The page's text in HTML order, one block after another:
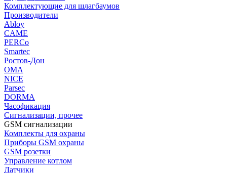
Комплектующие для шлагбаумов
Производители
Abloy
CAME
PERCo
Smartec
Ростов-Дон
ОМА
NICE
Parsec
DORMA
Часофикация
Сигнализации, прочее
GSM сигнализации
Комплекты для охраны
Приборы GSM охраны
GSM розетки
Управление котлом
Датчики